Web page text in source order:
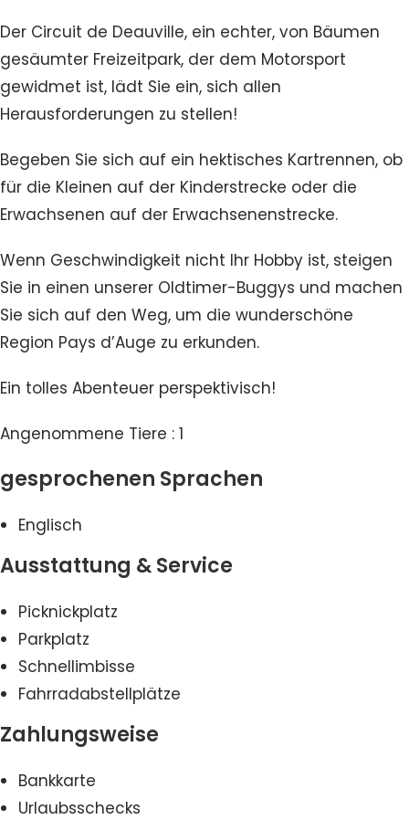
Der Circuit de Deauville, ein echter, von Bäumen
gesäumter Freizeitpark, der dem Motorsport
gewidmet ist, lädt Sie ein, sich allen
Herausforderungen zu stellen!
Begeben Sie sich auf ein hektisches Kartrennen, ob
für die Kleinen auf der Kinderstrecke oder die
Erwachsenen auf der Erwachsenenstrecke.
Wenn Geschwindigkeit nicht Ihr Hobby ist, steigen
Sie in einen unserer Oldtimer-Buggys und machen
Sie sich auf den Weg, um die wunderschöne
Region Pays d’Auge zu erkunden.
Ein tolles Abenteuer perspektivisch!
Angenommene Tiere : 1
gesprochenen Sprachen
Englisch
Ausstattung & Service
Picknickplatz
Parkplatz
Schnellimbisse
Fahrradabstellplätze
Zahlungsweise
Bankkarte
Urlaubsschecks